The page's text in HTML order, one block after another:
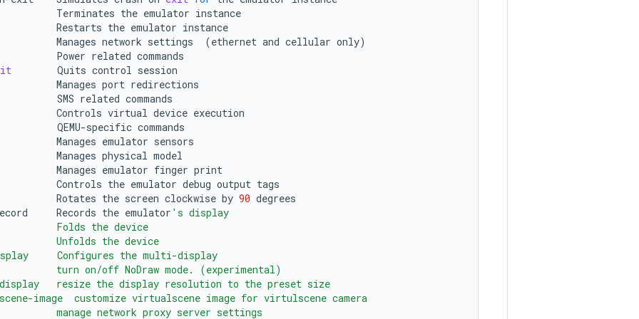
Terminates the emulator
Restarts the emulator
Manages network settings (ethernet and cellular only)
Power related
Quits control
Manages port
SMS related
Controls virtual device
QEMU-specific
Manages emulator
Manages physical
Manages emulator finger
Controls the emulator debug output
Rotates the screen clockwise by 90
Records the emulator 's display
Folds the device
Unfolds the device
Configures the multi-display
turn on/off NoDraw mode. (experimental)
resize the display resolution to the preset size
image  customize virtualscene image for virtulscene camera
manage network proxy server settings